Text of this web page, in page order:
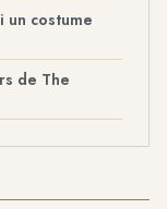
un costume
de The